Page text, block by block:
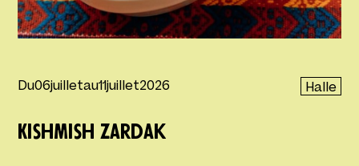
Du06juilletau11juillet2026 Halle
Kishmish Zardak